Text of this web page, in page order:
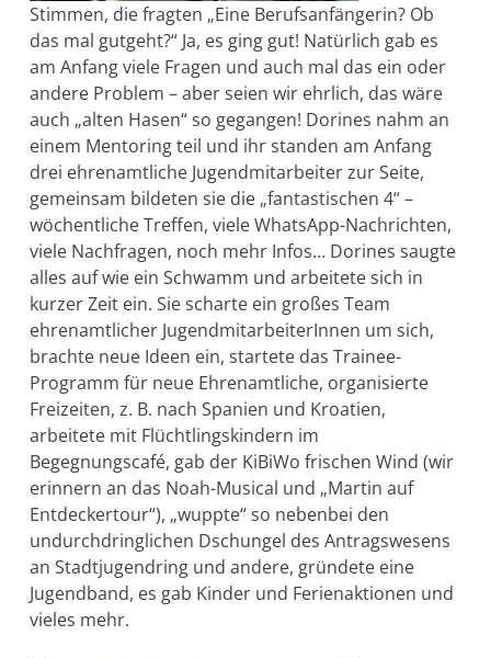
Stimmen, die fragten „Eine Berufsanfängerin? Ob
das mal gutgeht?“ Ja, es ging gut! Natürlich gab es
am Anfang viele Fragen und auch mal das ein oder
andere Problem – aber seien wir ehrlich, das wäre
auch „alten Hasen“ so gegangen! Dorines nahm an
einem Mentoring teil und ihr standen am Anfang
drei ehrenamtliche Jugendmitarbeiter zur Seite,
gemeinsam bildeten sie die „fantastischen 4“ –
wöchentliche Treffen, viele WhatsApp-Nachrichten,
viele Nachfragen, noch mehr Infos… Dorines saugte
alles auf wie ein Schwamm und arbeitete sich in
kurzer Zeit ein. Sie scharte ein großes Team
ehrenamtlicher JugendmitarbeiterInnen um sich,
brachte neue Ideen ein, startete das Trainee-
Programm für neue Ehrenamtliche, organisierte
Freizeiten, z. B. nach Spanien und Kroatien,
arbeitete mit Flüchtlingskindern im
Begegnungscafé, gab der KiBiWo frischen Wind (wir
erinnern an das Noah-Musical und „Martin auf
Entdeckertour“), „wuppte“ so nebenbei den
undurchdringlichen Dschungel des Antragswesens
an Stadtjugendring und andere, gründete eine
Jugendband, es gab Kinder und Ferienaktionen und
vieles mehr.